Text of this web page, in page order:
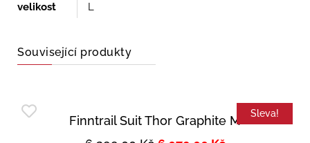
velikost
L
Související produkty
Sleva!
Finntrail Suit Thor Graphite M